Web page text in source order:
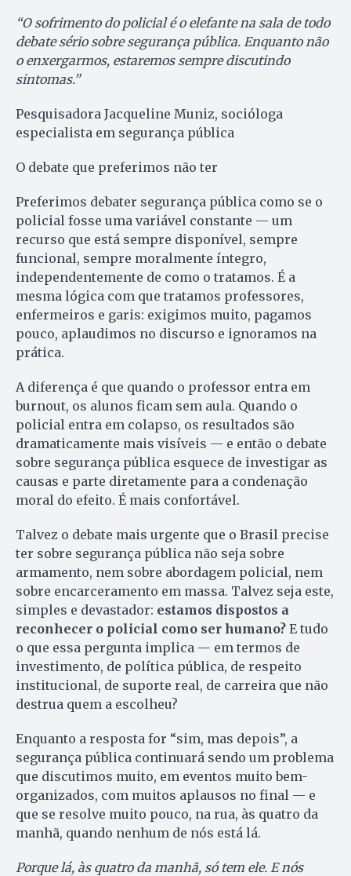
“O sofrimento do policial é o elefante na sala de todo
debate sério sobre segurança pública. Enquanto não
o enxergarmos, estaremos sempre discutindo
sintomas.”
Pesquisadora Jacqueline Muniz, socióloga
especialista em segurança pública
O debate que preferimos não ter
Preferimos debater segurança pública como se o
policial fosse uma variável constante — um
recurso que está sempre disponível, sempre
funcional, sempre moralmente íntegro,
independentemente de como o tratamos. É a
mesma lógica com que tratamos professores,
enfermeiros e garis: exigimos muito, pagamos
pouco, aplaudimos no discurso e ignoramos na
prática.
A diferença é que quando o professor entra em
burnout, os alunos ficam sem aula. Quando o
policial entra em colapso, os resultados são
dramaticamente mais visíveis — e então o debate
sobre segurança pública esquece de investigar as
causas e parte diretamente para a condenação
moral do efeito. É mais confortável.
Talvez o debate mais urgente que o Brasil precise
ter sobre segurança pública não seja sobre
armamento, nem sobre abordagem policial, nem
sobre encarceramento em massa. Talvez seja este,
simples e devastador: estamos dispostos a
reconhecer o policial como ser humano? E tudo
o que essa pergunta implica — em termos de
investimento, de política pública, de respeito
institucional, de suporte real, de carreira que não
destrua quem a escolheu?
Enquanto a resposta for “sim, mas depois”, a
segurança pública continuará sendo um problema
que discutimos muito, em eventos muito bem-
organizados, com muitos aplausos no final — e
que se resolve muito pouco, na rua, às quatro da
manhã, quando nenhum de nós está lá.
Porque lá, às quatro da manhã, só tem ele. E nós